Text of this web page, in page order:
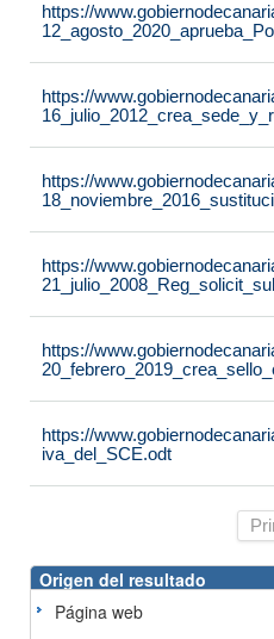
https://
https://
https://
https://
https://
https://
iva_del_SCE.odt
Origen del resultado
Página web